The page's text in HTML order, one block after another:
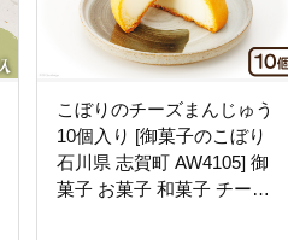
こぼりのチーズまんじゅう
10個入り [御菓子のこぼり
石川県 志賀町 AW4105] 御
菓子 お菓子 和菓子 チーズ